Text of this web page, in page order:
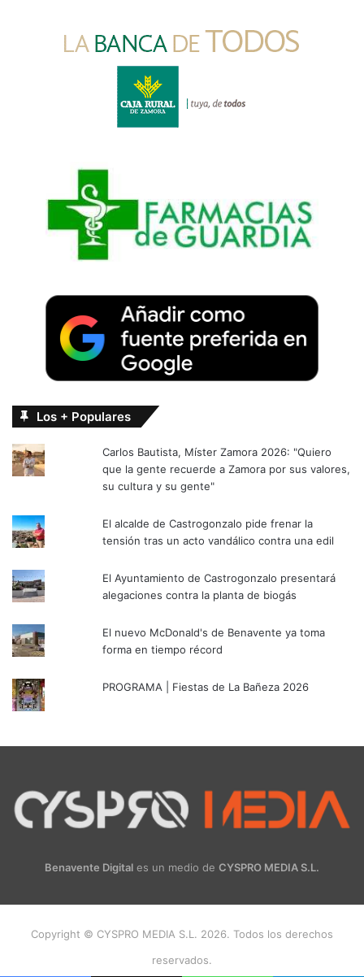
Los + Populares
Carlos Bautista, Míster Zamora 2026: "Quiero
que la gente recuerde a Zamora por sus valores,
su cultura y su gente"
El alcalde de Castrogonzalo pide frenar la
tensión tras un acto vandálico contra una edil
El Ayuntamiento de Castrogonzalo presentará
alegaciones contra la planta de biogás
El nuevo McDonald's de Benavente ya toma
forma en tiempo récord
PROGRAMA | Fiestas de La Bañeza 2026
Benavente Digital es un medio de CYSPRO MEDIA S.L.
Copyright © CYSPRO MEDIA S.L. 2026. Todos los derechos
reservados.